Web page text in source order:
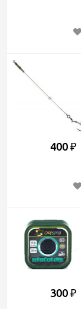
400 ₽
300 ₽